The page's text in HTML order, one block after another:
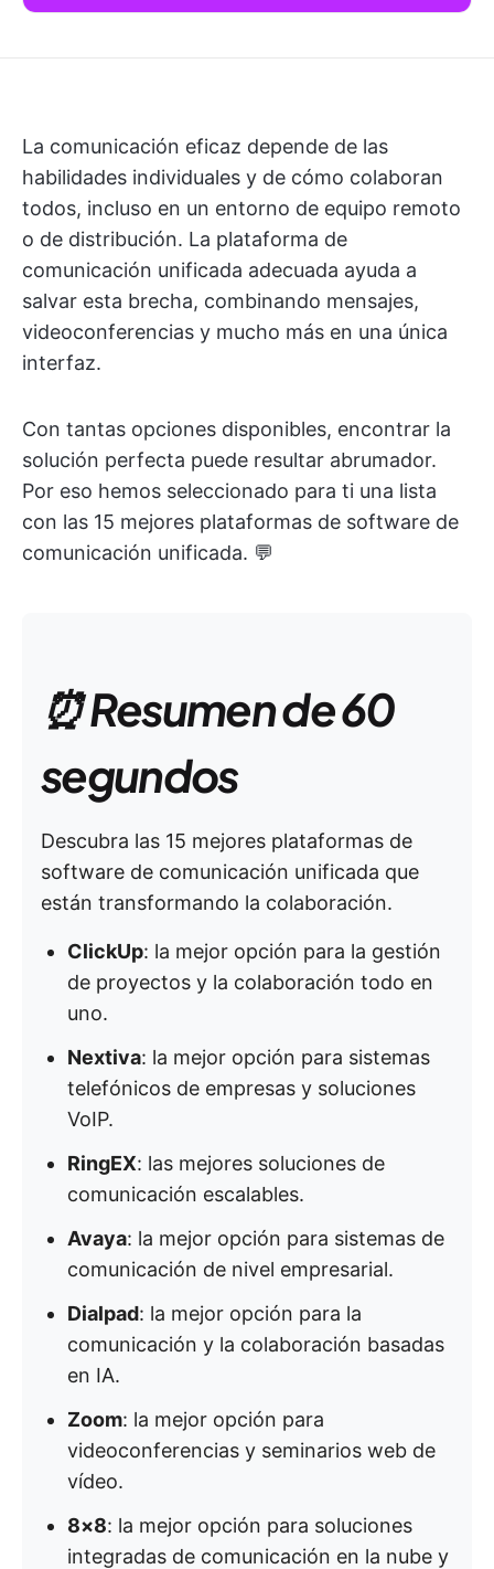
La comunicación eficaz depende de las
habilidades individuales y de cómo colaboran
todos, incluso en un entorno de equipo remoto
o de distribución. La plataforma de
comunicación unificada adecuada ayuda a
salvar esta brecha, combinando mensajes,
videoconferencias y mucho más en una única
interfaz.
Con tantas opciones disponibles, encontrar la
solución perfecta puede resultar abrumador.
Por eso hemos seleccionado para ti una lista
con las 15 mejores plataformas de software de
comunicación unificada. 💬
⏰ Resumen de 60
segundos
Descubra las 15 mejores plataformas de
software de comunicación unificada que
están transformando la colaboración.
ClickUp: la mejor opción para la gestión
de proyectos y la colaboración todo en
uno.
Nextiva: la mejor opción para sistemas
telefónicos de empresas y soluciones
VoIP.
RingEX: las mejores soluciones de
comunicación escalables.
Avaya: la mejor opción para sistemas de
comunicación de nivel empresarial.
Dialpad: la mejor opción para la
comunicación y la colaboración basadas
en IA.
Zoom: la mejor opción para
videoconferencias y seminarios web de
vídeo.
8×8: la mejor opción para soluciones
integradas de comunicación en la nube y